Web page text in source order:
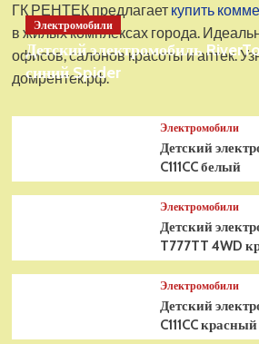
ГК РЕНТЕК предлагает купить
в жилых комплексах города.
офисов, салонов красоты и аптек.
домрентек.рф.
Электромобили
Детский электромобиль
синий Spider
Электромобили
Детский
C111CC белый
Электромобили
Детский
T777TT 4WD
Электромобили
Детский
C111CC красный